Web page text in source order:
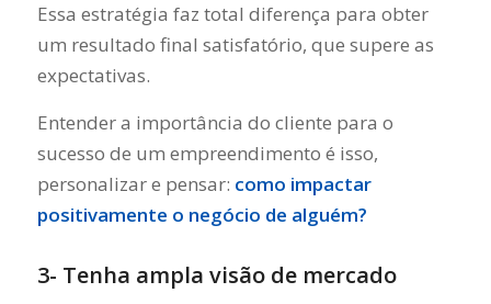
Essa estratégia faz total diferença para obter
um resultado final satisfatório, que supere as
expectativas.
Entender a importância do cliente para o
sucesso de um empreendimento é isso,
personalizar e pensar: como impactar
positivamente o negócio de alguém?
3- Tenha ampla visão de mercado